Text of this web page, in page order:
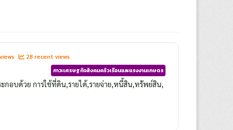
28 recent views
ภาวะเศรษฐกิจสังคมครัวเรือนและแรงงานเกษตร
กอบด้วย การใช้ที่ดิน,รายได้,รายจ่าย,หนี้สิน,ทรัพย์สิน,